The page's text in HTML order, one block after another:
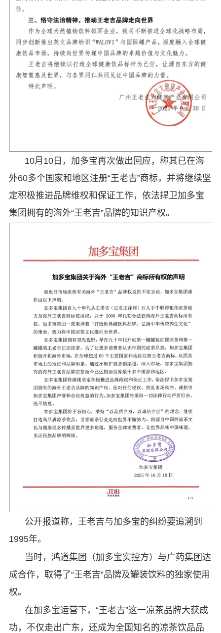
10月10日，加多宝再次做出回应，称其已在海
外60多个国家和地区注册“王老吉”商标，并将继续坚
定积极推进品牌维权和保证工作，依法捍卫加多宝
集团拥有的海外“王老吉”品牌的知识产权。
公开报道称，王老吉与加多宝的纠纷要追溯到
1995年。
当时，鸿道集团（加多宝实控方）与广药集团达
成合作，取得了“王老吉”品牌及罐装饮料的独家使用
权。
在加多宝运营下，“王老吉”这一凉茶品牌大获成
功，不仅走出广东，还成为全国知名的凉茶饮品品